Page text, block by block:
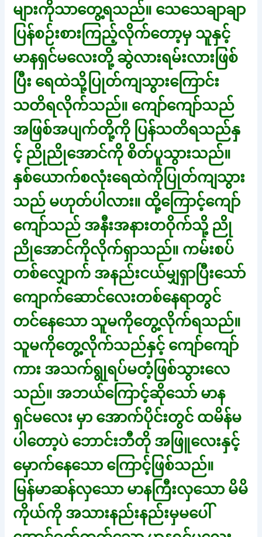
များကိုသာတွေ့ရသည်။ သေသေချာချာ
ပြန်စဉ်းစားကြည့်လိုက်တော့မှ သူနှင့်
မာနရှင်မလေးတို့ ဆွဲလားရမ်းလားဖြစ်
ပြီး ရေထဲသို့ပြုတ်ကျသွားကြောင်း
သတိရလိုက်သည်။ ကျော်ကျော်သည်
အဖြစ်အပျက်တို့ကို ပြန်သတိရသည်နှ
င့် ညိုညိုအောင်ကို စိတ်ပူသွားသည်။
နှစ်ယောက်စလုံးရေထဲကိုပြုတ်ကျသွား
သည် မဟုတ်ပါလား။ ထို့ကြောင့်ကျော်
ကျော်သည် အနီးအနားတဝိုက်သို့ ညို
ညိုအောင်ကိုလိုက်ရှာသည်။ ကမ်းစပ်
တစ်လျှောက် အနည်းငယ်မျှရှာပြီးသော်
ကျောက်ဆောင်လေးတစ်နေရာတွင်
တင်နေသော သူမကိုတွေ့လိုက်ရသည်။
သူမကိုတွေ့လ်ိုက်သည်နှင့် ကျော်ကျော်
ကား အသက်ရွုရပ်မတံ့ဖြစ်သွားလေ
သည်။ အဘယ်ကြောင့်ဆိုသော် မာန
ရှင်မလေး မှာ အောက်ပိုင်းတွင် ထမိန်မ
ပါတော့ပဲ ဘောင်းဘီတို အဖြူလေးနှင့်
မှောက်နေသော ကြောင့်ဖြစ်သည်။
မြန်မာဆန်လှသော မာနကြီးလှသော မိမိ
ကိုယ်ကို အသားနည်းနည်းမှမပေါ်